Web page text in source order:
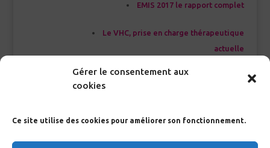
Gérer le consentement aux
cookies
Ce site utilise des cookies pour améliorer son fonctionnement.
EMIS 2017 le rapport complet
Le VHC, prise en charge thérapeutique
actuelle